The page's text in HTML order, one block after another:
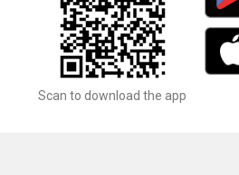
Scan to download the app